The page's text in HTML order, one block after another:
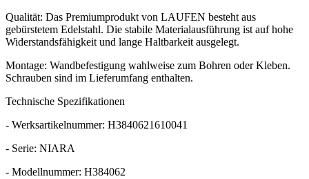
Qualität: Das Premiumprodukt von LAUFEN besteht aus
gebürstetem Edelstahl. Die stabile Materialausführung ist auf hohe
Widerstandsfähigkeit und lange Haltbarkeit ausgelegt.
Montage: Wandbefestigung wahlweise zum Bohren oder Kleben.
Schrauben sind im Lieferumfang enthalten.
Technische Spezifikationen
- Werksartikelnummer: H3840621610041
- Serie: NIARA
- Modellnummer: H384062